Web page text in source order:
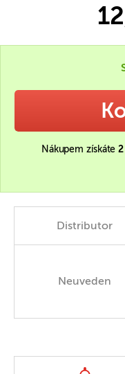
Nákupem získáte
Distributor
Neuveden